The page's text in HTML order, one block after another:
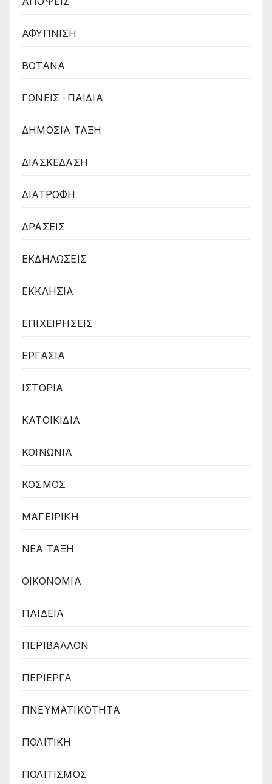
ΑΦΥΠΝΙΣΗ
ΒΟΤΑΝΑ
ΓΟΝΕΙΣ -ΠΑΙΔΙΑ
ΔΗΜΟΣΙΑ ΤΑΞΗ
ΔΙΑΣΚΕΔΑΣΗ
ΔΙΑΤΡΟΦΗ
ΔΡΑΣΕΙΣ
ΕΚΔΗΛΩΣΕΙΣ
ΕΚΚΛΗΣΙΑ
ΕΠΙΧΕΙΡΗΣΕΙΣ
ΕΡΓΑΣΙΑ
ΙΣΤΟΡΙΑ
ΚΑΤΟΙΚΙΔΙΑ
ΚΟΙΝΩΝΙΑ
ΚΟΣΜΟΣ
ΜΑΓΕΙΡΙΚΗ
ΝΕΑ ΤΑΞΗ
ΟΙΚΟΝΟΜΙΑ
ΠΑΙΔΕΙΑ
ΠΕΡΙΒΑΛΛΟΝ
ΠΕΡΙΕΡΓΑ
ΠΝΕΥΜΑΤΙΚΌΤΗΤΑ
ΠΟΛΙΤΙΚΗ
ΠΟΛΙΤΙΣΜΟΣ